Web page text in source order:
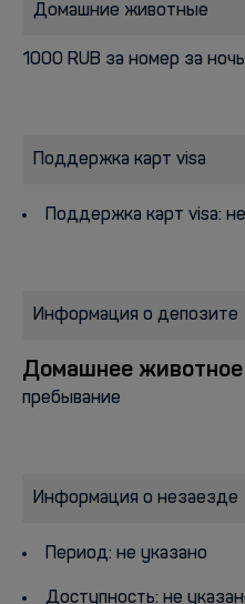
Домашние животные
1000 RUB за номер за
Поддержка карт visa
Поддержка карт visa:
Информация о депозите
Домашнее животное
пребывание
Информация о незаезде
Период: не указано
Доступность: не